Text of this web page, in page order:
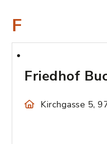
F
Friedhof
Kirchgasse 5,